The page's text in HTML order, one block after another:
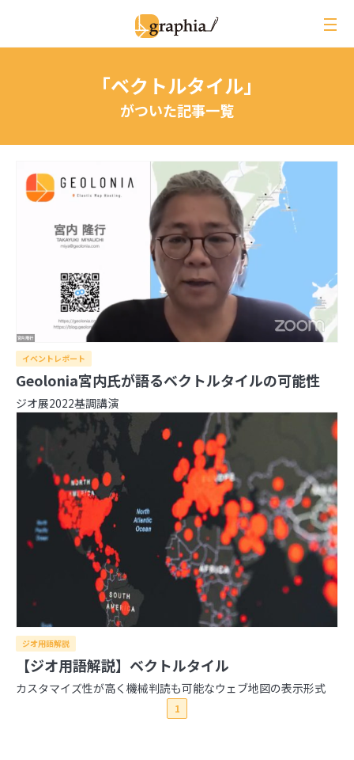
ジ
レビュー
イベントレポート
ジオ用語解説
コラム
インタビュー
2026年
8月
7月 6月 5月 4月 3月 2月
12月
11月 10月 8月 7月
3月
2月 1月
2024年
12月
11月 10月 9月 8月 7月 6月 5月
4月
2月 1月
2023年
12月
11月 10月 8月 7月 6月 5月
4月
3月
2月 1月
2022年
12月
11月 10月 9月 8月 7月 6月 5月
4月
3月
2月 1月
2021年
12月
11月 9月 8月 7月 6月 5月
4月
2月 1月
日本の住所の課題を識者が語る「うわっ…日本の
住所表記、ヤバすぎ？解決策をダラダラ語る会」
イベントレポート
事なのは「地域の多様性」
【ジオ用語解説】ベクトルタイル
「ベクトルタイル」
がついた記事一覧
イベントレポート
Geolonia宮内氏が語るベクトルタイルの可能性
ジオ展2022基調講演
ジオ用語解説
【ジオ用語解説】ベクトルタイル
カスタマイズ性が高く機械判読も可能なウェブ地図の表示形式
1